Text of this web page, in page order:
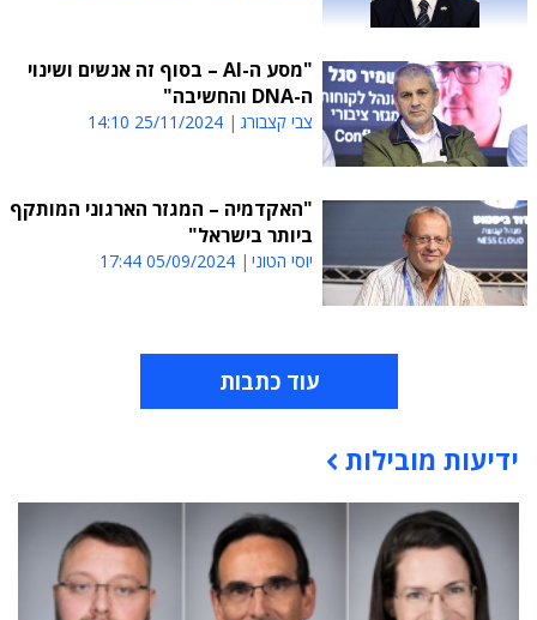
"מסע ה-AI – בסוף זה אנשים ושינוי
ה-DNA והחשיבה"
צבי קצבורג 25/11/2024 14:10
"האקדמיה – המגזר הארגוני המותקף
ביותר בישראל"
יוסי הטוני 05/09/2024 17:44
עוד כתבות
תוכן פרסומי
ידיעות מובילות